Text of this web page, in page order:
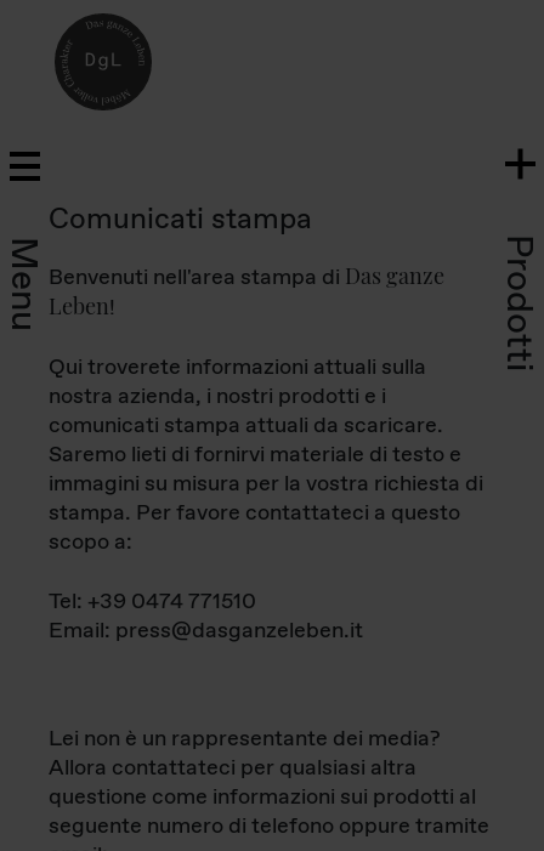
Menu Prodotti
Comunicati stampa
Benvenuti nell'area stampa di Das ganze
Leben!
Qui troverete informazioni attuali sulla
nostra azienda, i nostri prodotti e i
comunicati stampa attuali da scaricare.
Saremo lieti di fornirvi materiale di testo e
immagini su misura per la vostra richiesta di
stampa. Per favore contattateci a questo
scopo a:
Tel: +39 0474 771510
Email: press@dasganzeleben.it
Lei non è un rappresentante dei media?
Allora contattateci per qualsiasi altra
questione come informazioni sui prodotti al
seguente numero di telefono oppure tramite